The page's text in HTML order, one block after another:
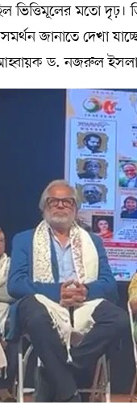
ছিল ভিত্তিমূলের মতো
জানাতে দেখা
আহ্বায়ক ড. নজরুল